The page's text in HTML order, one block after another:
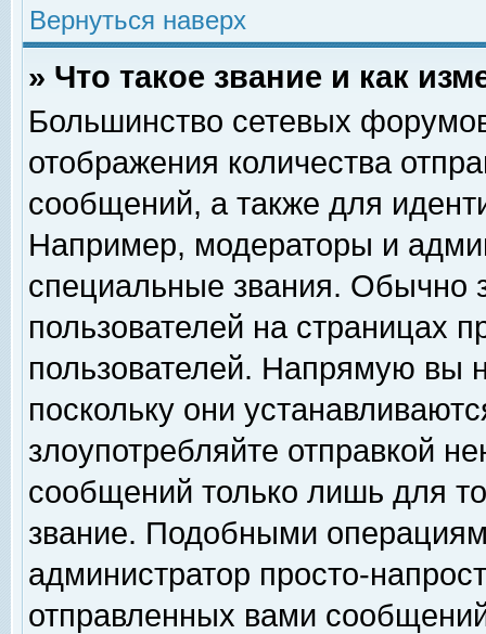
Вернуться наверх
» Что такое звание и как
Большинство сетевых
отображения количества
сообщений, а также для
Например, модераторы и
специальные звания. Обычно
пользователей на страницах
пользователей. Напрямую вы
поскольку они
злоупотребляйте отправкой
сообщений только лишь для
звание. Подобными
администратор просто-
отправленных вами